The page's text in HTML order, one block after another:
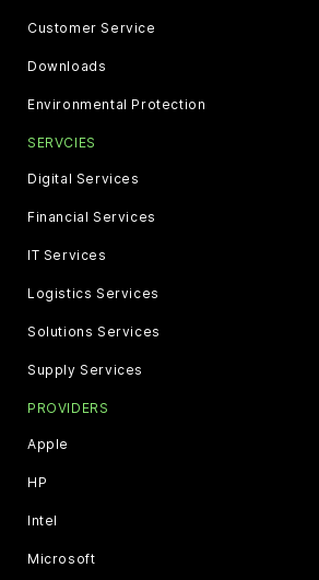
Customer Service
Downloads
Environmental Protection
SERVCIES
Digital Services
Financial Services
IT Services
Logistics Services
Solutions Services
Supply Services
PROVIDERS
Apple
HP
Intel
Microsoft